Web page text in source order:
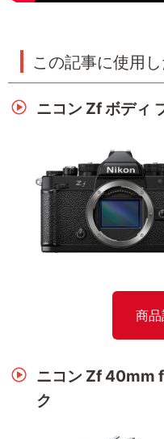
この記事に使用
ニコン Zf ボディ
商
ニコン Zf 40mm
ク